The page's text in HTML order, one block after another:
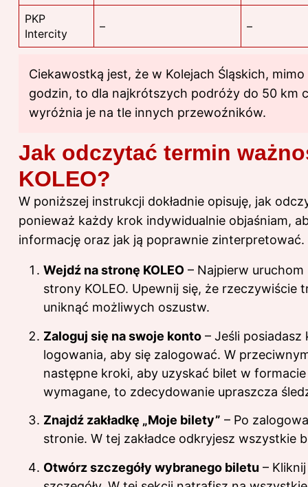
PKP
Intercity
– –
Ciekawostką jest, że w Kolejach Śląskich,
godzin, to dla najkrótszych podróży do 50 km
wyróżnia je na tle innych przewoźników.
Jak odczytać termin
KOLEO?
W poniższej instrukcji dokładnie opisuję, jak
ponieważ każdy krok indywidualnie objaśniam,
informację oraz jak ją poprawnie zinterpretować.
Wejdź na stronę KOLEO – Najpierw
strony KOLEO. Upewnij się, że rzeczywiście
uniknąć możliwych oszustw.
Zaloguj się na swoje konto – Jeśli
logowania, aby się zalogować. W
następne kroki, aby uzyskać bilet w
wymagane, to zdecydowanie upraszcza
Znajdź zakładkę „Moje bilety” – Po
stronie. W tej zakładce odkryjesz wszystkie
Otwórz szczegóły wybranego biletu –